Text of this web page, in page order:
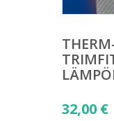
32,00 €